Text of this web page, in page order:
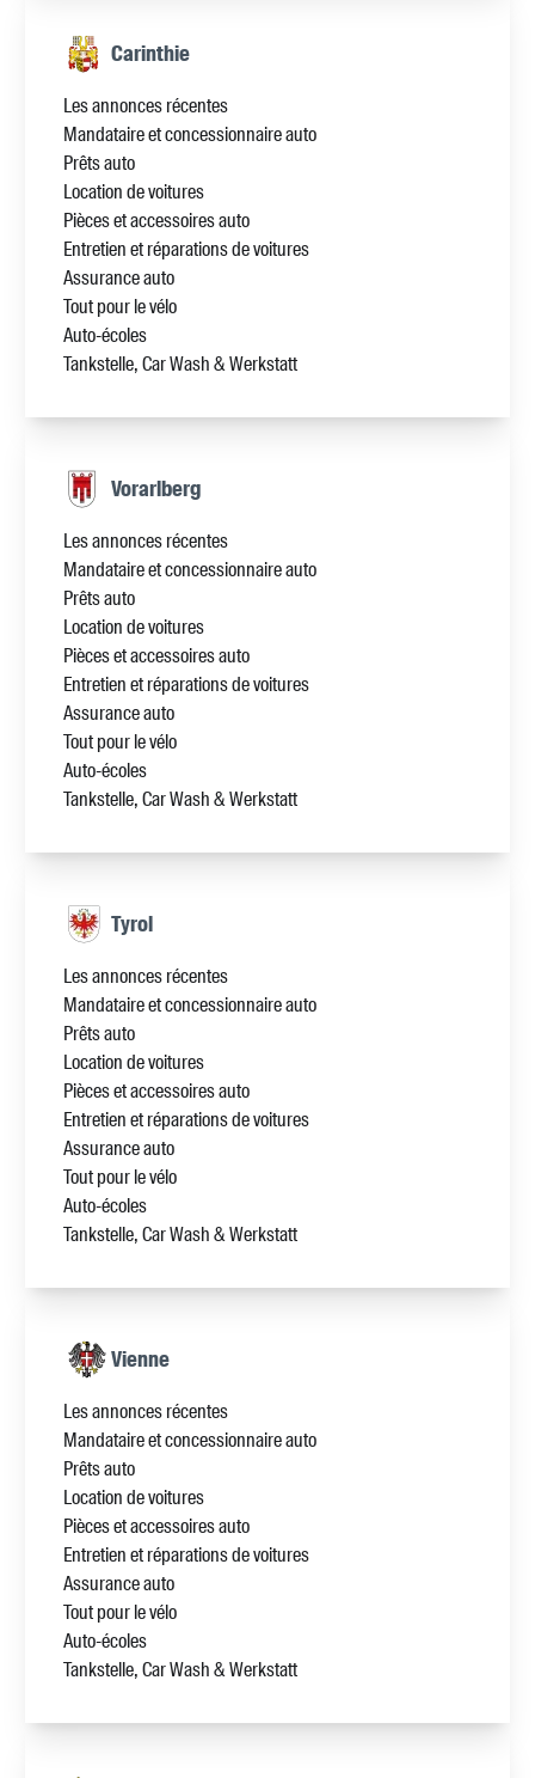
Carinthie
Les annonces récentes
Mandataire et concessionnaire auto
Prêts auto
Location de voitures
Pièces et accessoires auto
Entretien et réparations de voitures
Assurance auto
Tout pour le vélo
Auto-écoles
Tankstelle, Car Wash & Werkstatt
Vorarlberg
Les annonces récentes
Mandataire et concessionnaire auto
Prêts auto
Location de voitures
Pièces et accessoires auto
Entretien et réparations de voitures
Assurance auto
Tout pour le vélo
Auto-écoles
Tankstelle, Car Wash & Werkstatt
Tyrol
Les annonces récentes
Mandataire et concessionnaire auto
Prêts auto
Location de voitures
Pièces et accessoires auto
Entretien et réparations de voitures
Assurance auto
Tout pour le vélo
Auto-écoles
Tankstelle, Car Wash & Werkstatt
Vienne
Les annonces récentes
Mandataire et concessionnaire auto
Prêts auto
Location de voitures
Pièces et accessoires auto
Entretien et réparations de voitures
Assurance auto
Tout pour le vélo
Auto-écoles
Tankstelle, Car Wash & Werkstatt